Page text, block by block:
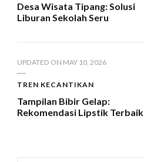
Desa Wisata Tipang: Solusi
Liburan Sekolah Seru
UPDATED ON MAY 10, 2026
TREN KECANTIKAN
Tampilan Bibir Gelap:
Rekomendasi Lipstik Terbaik